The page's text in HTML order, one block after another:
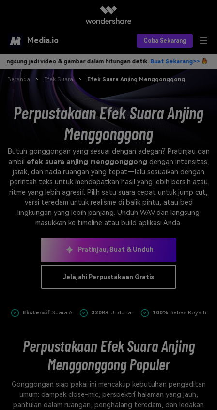
Media.io Coba Sekarang
Alat AI
AI Video
AI Gambar
Model AI yang Didukung
Asisten Video AI
Editor Video AI
Editor Gambar AI
Editor Audio AI
Find More Solutions >>
Efek AI
Efek Video
Efek Foto
Panduan Pengguna Apa yang Baru
FAQs Hubungi Kami
Jelajahi Lebih Banyak >>
Harga
Veo3
video & gambar dalam hitungan detik.Buat Sekarang>> Tulis
Beranda Efek Suara Efek Suara Anjing Menggonggong
Perpustakaan Efek Suara Anjing
Menggonggong
Butuh gonggongan yang sesuai dengan adegan? Pratinjau dan
ambil efek suara anjing menggonggong dengan intensitas,
jarak, dan nada ruangan yang tepat—lalu sesuaikan dengan
perintah teks untuk mendapatkan hasil yang lebih bersih atau
ritme yang lebih agresif. Pilih satu suara cepat untuk jump cut,
versi teredam untuk realisme di balik pintu, atau bed
lingkungan yang lebih panjang. Unduh WAV dan langsung
masukkan ke timeline atau build aplikasi Anda.
Pratinjau, Buat & Unduh
Jelajahi Perpustakaan Gratis
Ekstensif Suara AI 320K+ Unduhan 100%Bebas Royalti
Perpustakaan Efek Suara Anjing
Menggonggong Populer
Gonggongan siap pakai ini mencakup kebutuhan pengeditan
umum: dampak close-mic, perspektif halaman yang jauh,
pantulan dalam ruangan, penghalang teredam, dan ledakan